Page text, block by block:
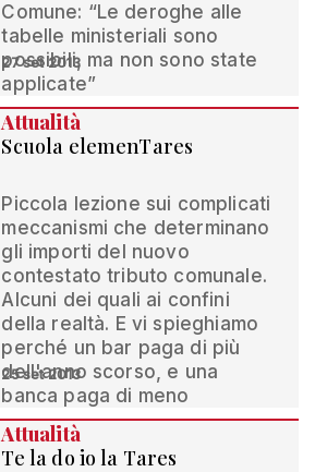
Comune: “Le deroghe alle
tabelle ministeriali sono
possibili, ma non sono state
applicate”
27 set 2013
Attualità
Scuola elemenTares
Piccola lezione sui complicati
meccanismi che determinano
gli importi del nuovo
contestato tributo comunale.
Alcuni dei quali ai confini
della realtà. E vi spieghiamo
perché un bar paga di più
dell'anno scorso, e una
banca paga di meno
25 set 2013
Attualità
Te la do io la Tares